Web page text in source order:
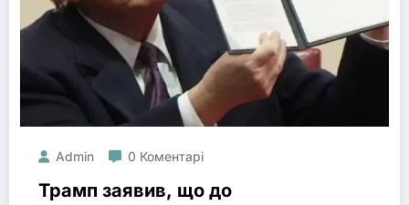
Admin 0 Коментарі
Трамп заявив, що до